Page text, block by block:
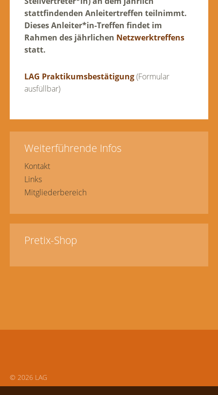
stattfindenden Anleitertreffen teilnimmt.
Dieses Anleiter*in-Treffen findet im
Rahmen des jährlichen Netzwerktreffens
statt.
LAG Praktikumsbestätigung(Formular
ausfüllbar)
Weiterführende Infos
Kontakt
Links
Mitgliederbereich
Pretix-Shop
© 2026 LAG